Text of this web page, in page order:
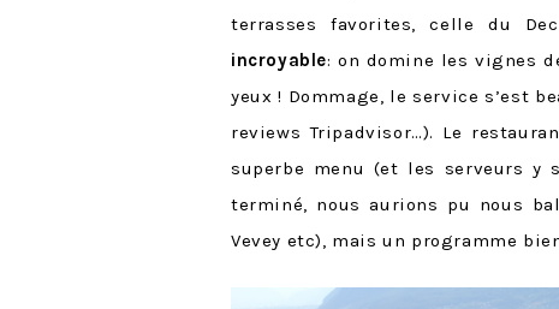
terrasses favorites, celle du
incroyable: on domine les vignes
yeux ! Dommage, le service s’est
reviews Tripadvisor…). Le
superbe menu (et les serveurs y
terminé, nous aurions pu nous
Vevey etc), mais un programme